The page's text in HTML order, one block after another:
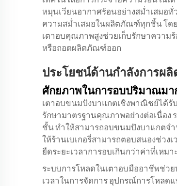
หมุนเวียนอากาศร้อนอย่างสม่ำเสมอ
ความสม่ำเสมอในผลิตภัณฑ์ทุกชิ้น โด
เตาอบคุณภาพสูงช่วยเก็บรักษาความ
หรือถอดผลิตภัณฑ์ออก
ประโยชน์ด้านกำลังการผ
ศักยภาพในการอบปริมาณมา
เตาอบขนมปังบาแกตเชิงพาณิชย์ได้รั
รักษามาตรฐานคุณภาพอย่างต่อเนื่อง
ชั้น ทำให้สามารถอบขนมปังบาแกตจ
ให้ร้านเบเกอรี่สามารถตอบสนองช่ว
ยืดระยะเวลาการอบเกินกว่าค่าที่เหมา
ระบบการโหลดในเตาอบมืออาชีพช่ว
เวลาในการจัดการ อุปกรณ์การโหลด